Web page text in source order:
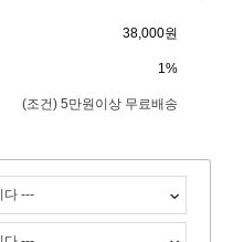
38,000원
1%
(조건) 5만원이상 무료배송